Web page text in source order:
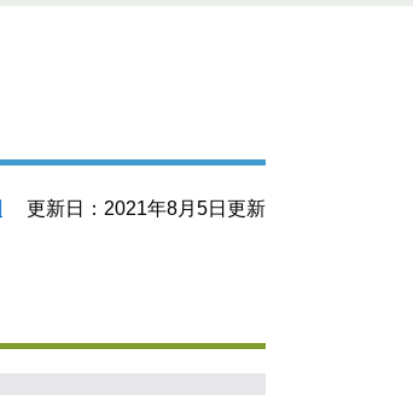
更新日：2021年8月5日更新